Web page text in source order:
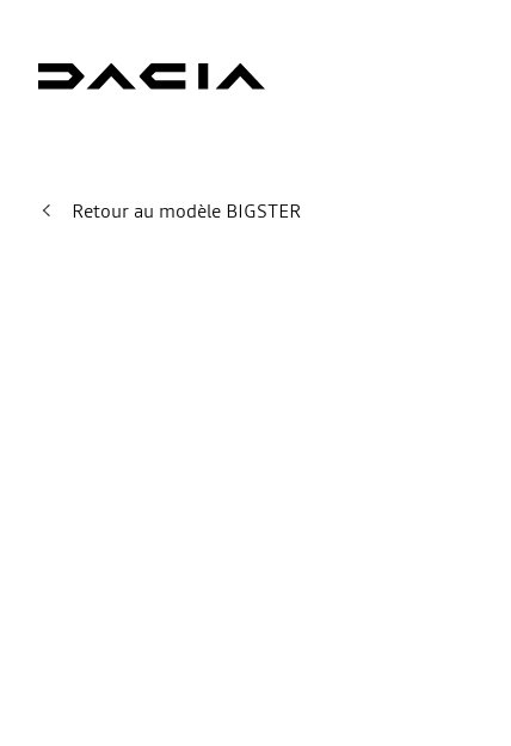
Retour au modèle BIGSTER